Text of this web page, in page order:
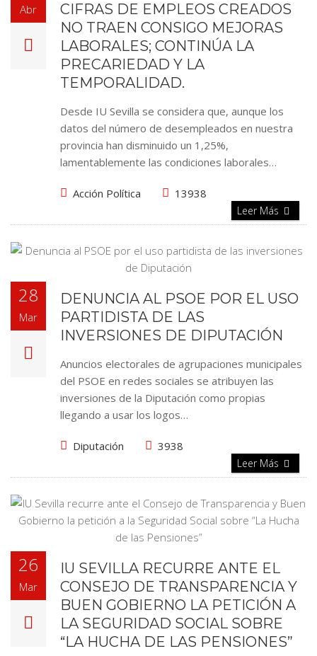
Abr
CIFRAS DE EMPLEOS CREADOS
NO TRAEN CONSIGO MEJORAS
LABORALES; CONTINÚA LA
PRECARIEDAD Y LA
TEMPORALIDAD.
Desde IU Sevilla se considera que, aunque los
datos del número de desempleados en nuestra
provincia han disminuido un 1,25%,
lamentablemente las condiciones laborales…
Acción Política 13938
Leer Más
28
Mar
DENUNCIA AL PSOE POR EL USO
PARTIDISTA DE LAS
INVERSIONES DE DIPUTACIÓN
Anuncios electorales de agrupaciones municipales
del PSOE en redes sociales se atribuyen las
inversiones de la Diputación como propias
llegando a usar los logos…
Diputación 3938
Leer Más
26
Mar
IU SEVILLA RECURRE ANTE EL
CONSEJO DE TRANSPARENCIA Y
BUEN GOBIERNO LA PETICIÓN A
LA SEGURIDAD SOCIAL SOBRE
“LA HUCHA DE LAS PENSIONES”